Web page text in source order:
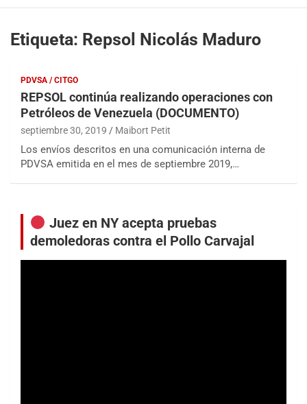
Etiqueta: Repsol Nicolás Maduro
PDVSA / CITGO
REPSOL continúa realizando operaciones con
Petróleos de Venezuela (DOCUMENTO)
septiembre 30, 2019 Maibort Petit
Los envíos descritos en una comunicación interna de
PDVSA emitida en el mes de septiembre 2019,…
Juez en NY acepta pruebas
demoledoras contra el Pollo Carvajal